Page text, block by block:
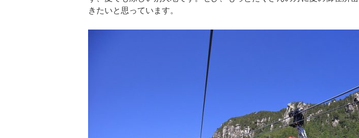
きたいと思っています。